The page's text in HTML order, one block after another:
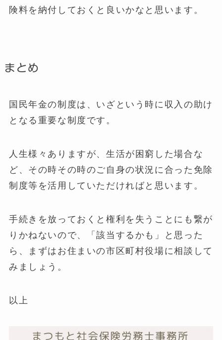
険料を納付しておくと良いかなと思います。
まとめ
国民年金の制度は、いざという時に収入の助け
となる重要な制度です。
人生様々ありますが、生活が困窮した場合な
ど、その時その時のご自身の状況に合った免除
制度等を活用していただければと思います。
手続きを放っておくと権利を失うことにも繋が
りかねないので、「該当するかも」と思った
ら、まずはお住まいの市区町村役場に相談して
みましょう。
以上